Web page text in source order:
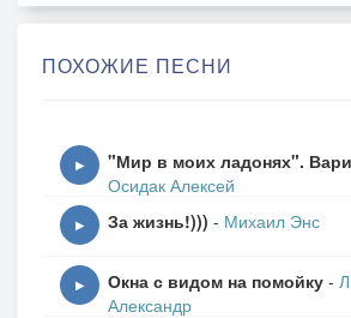
ПОХОЖИЕ ПЕСНИ
▶ "Мир в моих ладонях".
Осидак Алексей
▶ За жизнь!))) - Михаил Энс
▶ Окна с видом на помойку -
Александр